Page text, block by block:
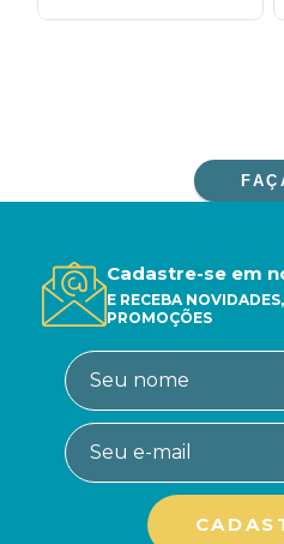
Cadastre-se em
E RECEBA
PROMOÇÕES